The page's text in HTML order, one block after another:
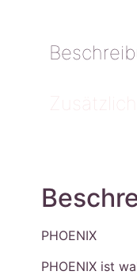
PHOENIX
PHOENIX ist